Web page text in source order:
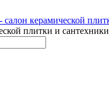
плитки и сантехники